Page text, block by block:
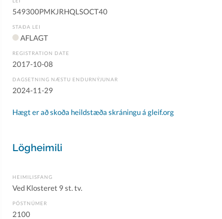
549300PMKJRHQLSOCT40
STAÐA LEI
AFLAGT
REGISTRATION DATE
2017-10-08
DAGSETNING NÆSTU ENDURNÝJUNAR
2024-11-29
Hægt er að skoða heildstæða skráningu á gleif.org
Lögheimili
HEIMILISFANG
Ved Klosteret 9 st. tv.
PÓSTNÚMER
2100